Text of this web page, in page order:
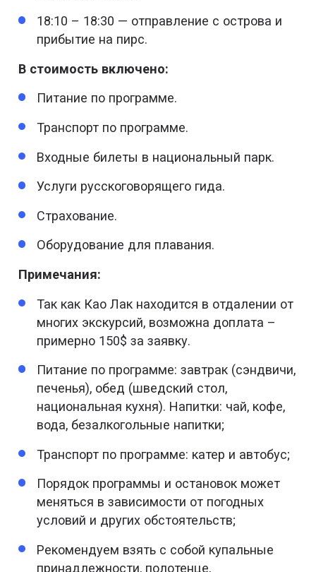
18:10 – 18:30 — отправление с острова и
прибытие на пирс.
В стоимость включено:
Питание по программе.
Транспорт по программе.
Входные билеты в национальный парк.
Услуги русскоговорящего гида.
Страхование.
Оборудование для плавания.
Примечания:
Так как Као Лак находится в отдалении от
многих экскурсий, возможна доплата –
примерно 150$ за заявку.
Питание по программе: завтрак (сэндвичи,
печенья), обед (шведский стол,
национальная кухня). Напитки: чай, кофе,
вода, безалкогольные напитки;
Транспорт по программе: катер и автобус;
Порядок программы и остановок может
меняться в зависимости от погодных
условий и других обстоятельств;
Рекомендуем взять с собой купальные
принадлежности, полотенце,